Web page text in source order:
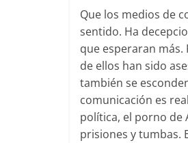
Que los medios de
sentido. Ha
que esperaran
de ellos han sido
también se
comunicación es
política, el porno de
prisiones y tumbas.